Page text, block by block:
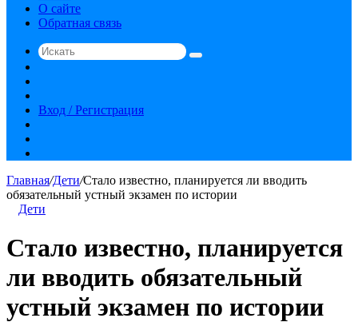
О сайте
Обратная связь
Искать
статья
Вход / Регистрация
Главная/Дети/Стало известно, планируется ли вводить
обязательный устный экзамен по истории
Дети
Стало известно, планируется
ли вводить обязательный
устный экзамен по истории